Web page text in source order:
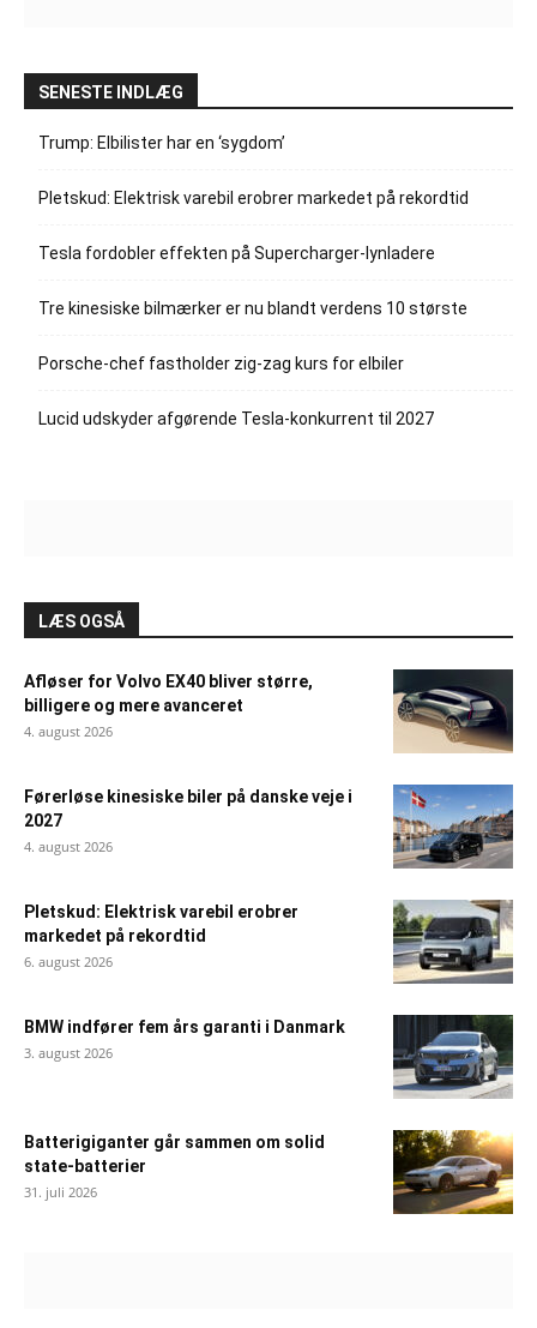
SENESTE INDLÆG
Trump: Elbilister har en ‘sygdom’
Pletskud: Elektrisk varebil erobrer markedet på rekordtid
Tesla fordobler effekten på Supercharger-lynladere
Tre kinesiske bilmærker er nu blandt verdens 10 største
Porsche-chef fastholder zig-zag kurs for elbiler
Lucid udskyder afgørende Tesla-konkurrent til 2027
LÆS OGSÅ
Afløser for Volvo EX40 bliver større,
billigere og mere avanceret
4. august 2026
Førerløse kinesiske biler på danske veje i
2027
4. august 2026
Pletskud: Elektrisk varebil erobrer
markedet på rekordtid
6. august 2026
BMW indfører fem års garanti i Danmark
3. august 2026
Batterigiganter går sammen om solid
state-batterier
31. juli 2026